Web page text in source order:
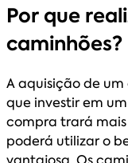
Por que
caminhões?
A aquisição de
que investir em
compra trará
poderá utilizar o